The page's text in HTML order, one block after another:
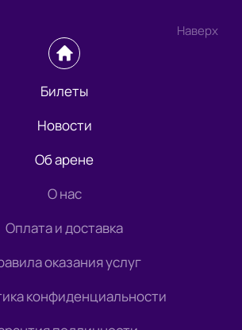
Наверх
Билеты
Новости
Об арене
О нас
Оплата и доставка
оказания услуг
конфиденциальности